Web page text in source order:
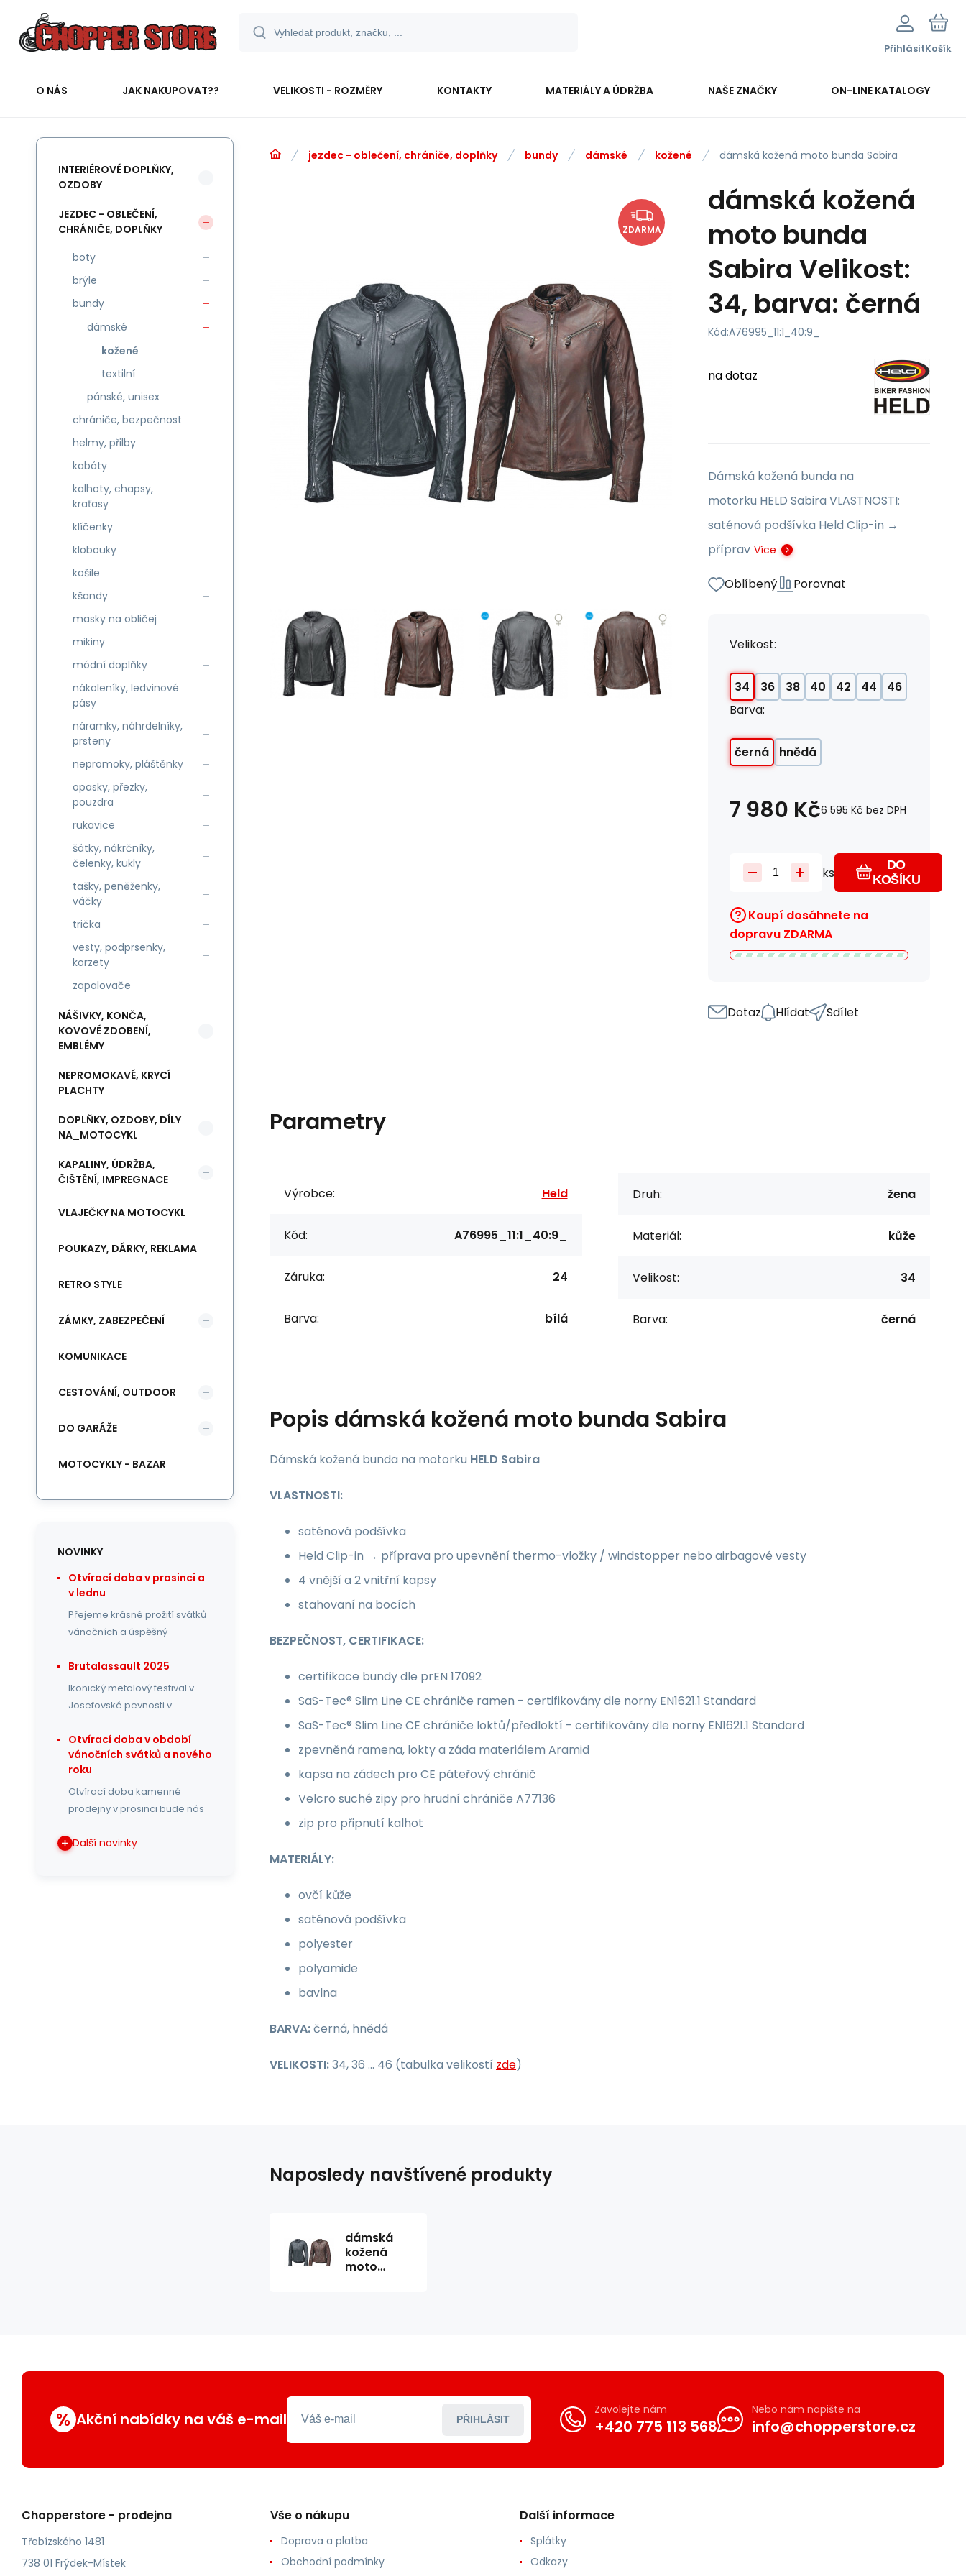
PřihlásitKošík
O NÁS JAK NAKUPOVAT?? VELIKOSTI - ROZMĚRY KONTAKTY MATERIÁLY A ÚDRŽBA NAŠE ZNAČKY ON-LINE KATALOGY
jezdec - oblečení, chrániče, doplňky bundy dámské kožené dámská kožená moto bunda Sabira
ZDARMA
dámská kožená
moto bunda
Sabira Velikost:
34, barva: černá
Kód:A76995_11:1_40:9_
na dotaz
Dámská kožená bunda na
motorku HELD Sabira VLASTNOSTI:
saténová podšívka Held Clip-in →
příprav Více
Oblíbený Porovnat
Velikost:
34 36 38 40 42 44
46
Barva:
černá hnědá
7 980 Kč6 595 Kč bez DPH
ks
DO
KOŠÍKU
Koupí dosáhnete na
dopravu ZDARMA
Dotaz Hlídat Sdílet
Parametry
Výrobce: Held
Kód: A76995_11:1_40:9_
Záruka: 24
Barva: bílá
Druh: žena
Materiál: kůže
Velikost: 34
Barva: černá
Popis dámská kožená moto bunda Sabira
Dámská kožená bunda na motorku HELD Sabira
VLASTNOSTI:
saténová podšívka
Held Clip-in → příprava pro upevnění thermo-vložky / windstopper nebo airbagové vesty
4 vnější a 2 vnitřní kapsy
stahovaní na bocích
BEZPEČNOST, CERTIFIKACE:
certifikace bundy dle prEN 17092
SaS-Tec® Slim Line CE chrániče ramen - certifikovány dle norny EN1621.1 Standard
SaS-Tec® Slim Line CE chrániče loktů/předloktí - certifikovány dle norny EN1621.1 Standard
zpevněná ramena, lokty a záda materiálem Aramid
kapsa na zádech pro CE páteřový chránič
Velcro suché zipy pro hrudní chrániče A77136
zip pro připnutí kalhot
MATERIÁLY:
ovčí kůže
saténová podšívka
polyester
polyamide
bavlna
BARVA:černá, hnědá
VELIKOSTI:34, 36 ... 46 (tabulka velikostí zde)
INTERIÉROVÉ DOPLŇKY,
OZDOBY
JEZDEC - OBLEČENÍ,
CHRÁNIČE, DOPLŇKY
boty
brýle
bundy
dámské
kožené
textilní
pánské, unisex
chrániče, bezpečnost
helmy, přilby
kabáty
kalhoty, chapsy,
kraťasy
klíčenky
klobouky
košile
kšandy
masky na obličej
mikiny
módní doplňky
nákoleníky, ledvinové
pásy
náramky, náhrdelníky,
prsteny
nepromoky, pláštěnky
opasky, přezky,
pouzdra
rukavice
šátky, nákrčníky,
čelenky, kukly
tašky, peněženky,
váčky
trička
vesty, podprsenky,
korzety
zapalovače
NÁŠIVKY, KONČA,
KOVOVÉ ZDOBENÍ,
EMBLÉMY
NEPROMOKAVÉ, KRYCÍ
PLACHTY
DOPLŇKY, OZDOBY, DÍLY
NA_MOTOCYKL
KAPALINY, ÚDRŽBA,
ČIŠTĚNÍ, IMPREGNACE
VLAJEČKY NA MOTOCYKL
POUKAZY, DÁRKY, REKLAMA
RETRO STYLE
ZÁMKY, ZABEZPEČENÍ
KOMUNIKACE
CESTOVÁNÍ, OUTDOOR
DO GARÁŽE
MOTOCYKLY - BAZAR
NOVINKY
Otvírací doba v prosinci a
v lednu
Přejeme krásné prožití svátků
vánočních a úspěšný
Brutalassault 2025
Ikonický metalový festival v
Josefovské pevnosti v
Otvírací doba v období
vánočních svátků a nového
roku
Otvírací doba kamenné
prodejny v prosinci bude nás
Další novinky
Naposledy navštívené produkty
dámská
kožená
moto
% Akční nabídky na váš e-mail PŘIHLÁSIT
Zavolejte nám
+420 775 113 568
Nebo nám napište na
info@chopperstore.cz
Chopperstore - prodejna
Třebízského 1481
738 01 Frýdek-Místek
Vše o nákupu
Doprava a platba
Obchodní podmínky
Další informace
Splátky
Odkazy